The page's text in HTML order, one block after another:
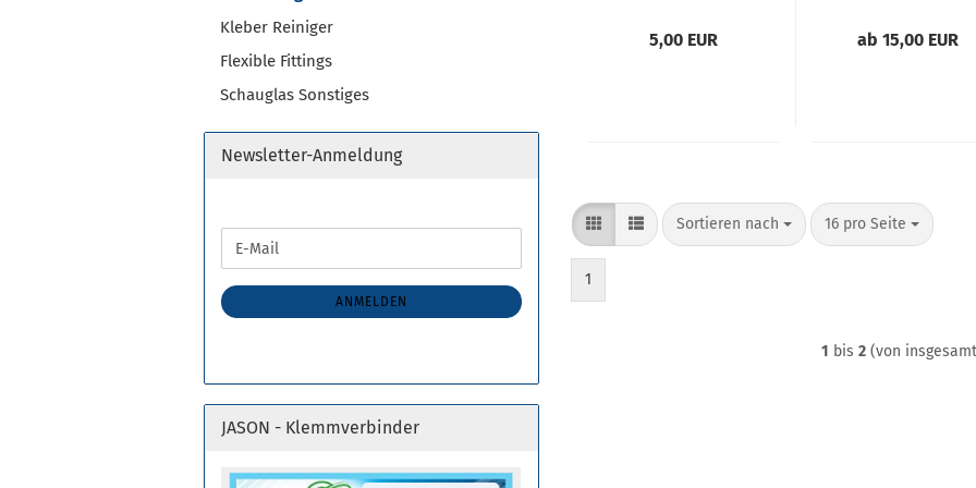
Teichzubehör anzeigen
Ersatzlampen für UVC
Kescher Sortiment
verschiedenen
5,00 EUR
Klebemuffe 16
bar in
ab 15,00 EUR
Sortieren nach
Sortieren nach 16 pro Seite
pro Seite
1
1 bis2 (von
Kleber Reiniger
Flexible Fittings
Schauglas Sonstiges
Newsletter-Anmeldung
ZUR
ANMELDUNG
E-
Mail
ANMELDEN
JASON - Klemmverbinder